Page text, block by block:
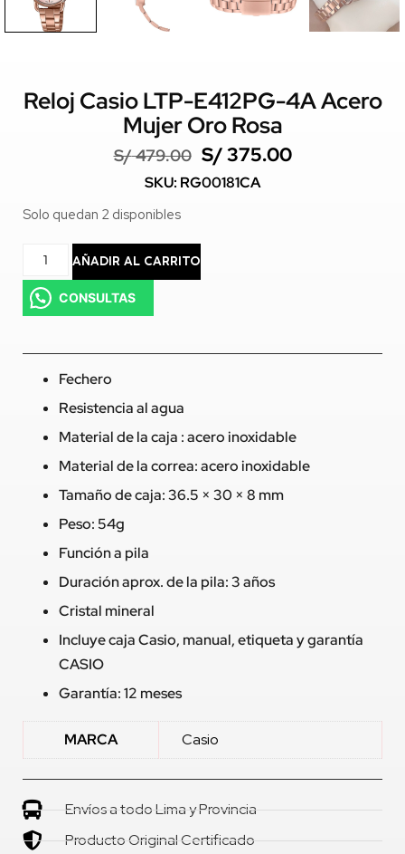
Reloj Casio LTP-E412PG-4A Acero
Mujer Oro Rosa
S/479.00 S/375.00
SKU: RG00181CA
Solo quedan 2 disponibles
AÑADIR AL CARRITO
CONSULTAS
Fechero
Resistencia al agua
Material de la caja : acero inoxidable
Material de la correa: acero inoxidable
Tamaño de caja: 36.5 × 30 × 8 mm
Peso: 54g
Función a pila
Duración aprox. de la pila: 3 años
Cristal mineral
Incluye caja Casio, manual, etiqueta y garantía
CASIO
Garantía: 12 meses
MARCA Casio
Envíos a todo Lima y Provincia
Producto Original Certificado